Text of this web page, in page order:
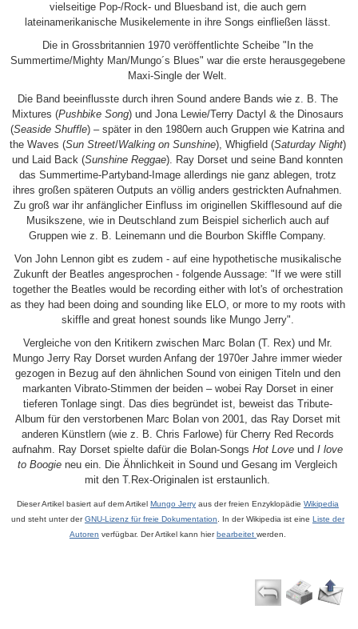
vielseitige Pop-/Rock- und Bluesband ist, die auch gern
lateinamerikanische Musikelemente in ihre Songs einfließen lässt.
Die in Grossbritannien 1970 veröffentlichte Scheibe "In the
Summertime/Mighty Man/Mungo´s Blues" war die erste herausgegebene
Maxi-Single der Welt.
Die Band beeinflusste durch ihren Sound andere Bands wie z. B. The
Mixtures (Pushbike Song) und Jona Lewie/Terry Dactyl & the Dinosaurs
(Seaside Shuffle) – später in den 1980ern auch Gruppen wie Katrina and
the Waves (Sun Street/Walking on Sunshine), Whigfield (Saturday Night)
und Laid Back (Sunshine Reggae). Ray Dorset und seine Band konnten
das Summertime-Partyband-Image allerdings nie ganz ablegen, trotz
ihres großen späteren Outputs an völlig anders gestrickten Aufnahmen.
Zu groß war ihr anfänglicher Einfluss im originellen Skifflesound auf die
Musikszene, wie in Deutschland zum Beispiel sicherlich auch auf
Gruppen wie z. B. Leinemann und die Bourbon Skiffle Company.
Von John Lennon gibt es zudem - auf eine hypothetische musikalische
Zukunft der Beatles angesprochen - folgende Aussage: "If we were still
together the Beatles would be recording either with lot's of orchestration
as they had been doing and sounding like ELO, or more to my roots with
skiffle and great honest sounds like Mungo Jerry".
Vergleiche von den Kritikern zwischen Marc Bolan (T. Rex) und Mr.
Mungo Jerry Ray Dorset wurden Anfang der 1970er Jahre immer wieder
gezogen in Bezug auf den ähnlichen Sound von einigen Titeln und den
markanten Vibrato-Stimmen der beiden – wobei Ray Dorset in einer
tieferen Tonlage singt. Das dies begründet ist, beweist das Tribute-
Album für den verstorbenen Marc Bolan von 2001, das Ray Dorset mit
anderen Künstlern (wie z. B. Chris Farlowe) für Cherry Red Records
aufnahm. Ray Dorset spielte dafür die Bolan-SongsHot Love undI love
to Boogie neu ein. Die Ähnlichkeit in Sound und Gesang im Vergleich
mit den T.Rex-Originalen ist erstaunlich.
Dieser Artikel basiert auf dem Artikel Mungo Jerryaus der freien Enzyklopädie Wikipedia
und steht unter derGNU-Lizenz für freie Dokumentation. In der Wikipedia ist eine Liste der
Autoren verfügbar. Der Artikel kann hierbearbeitet werden.